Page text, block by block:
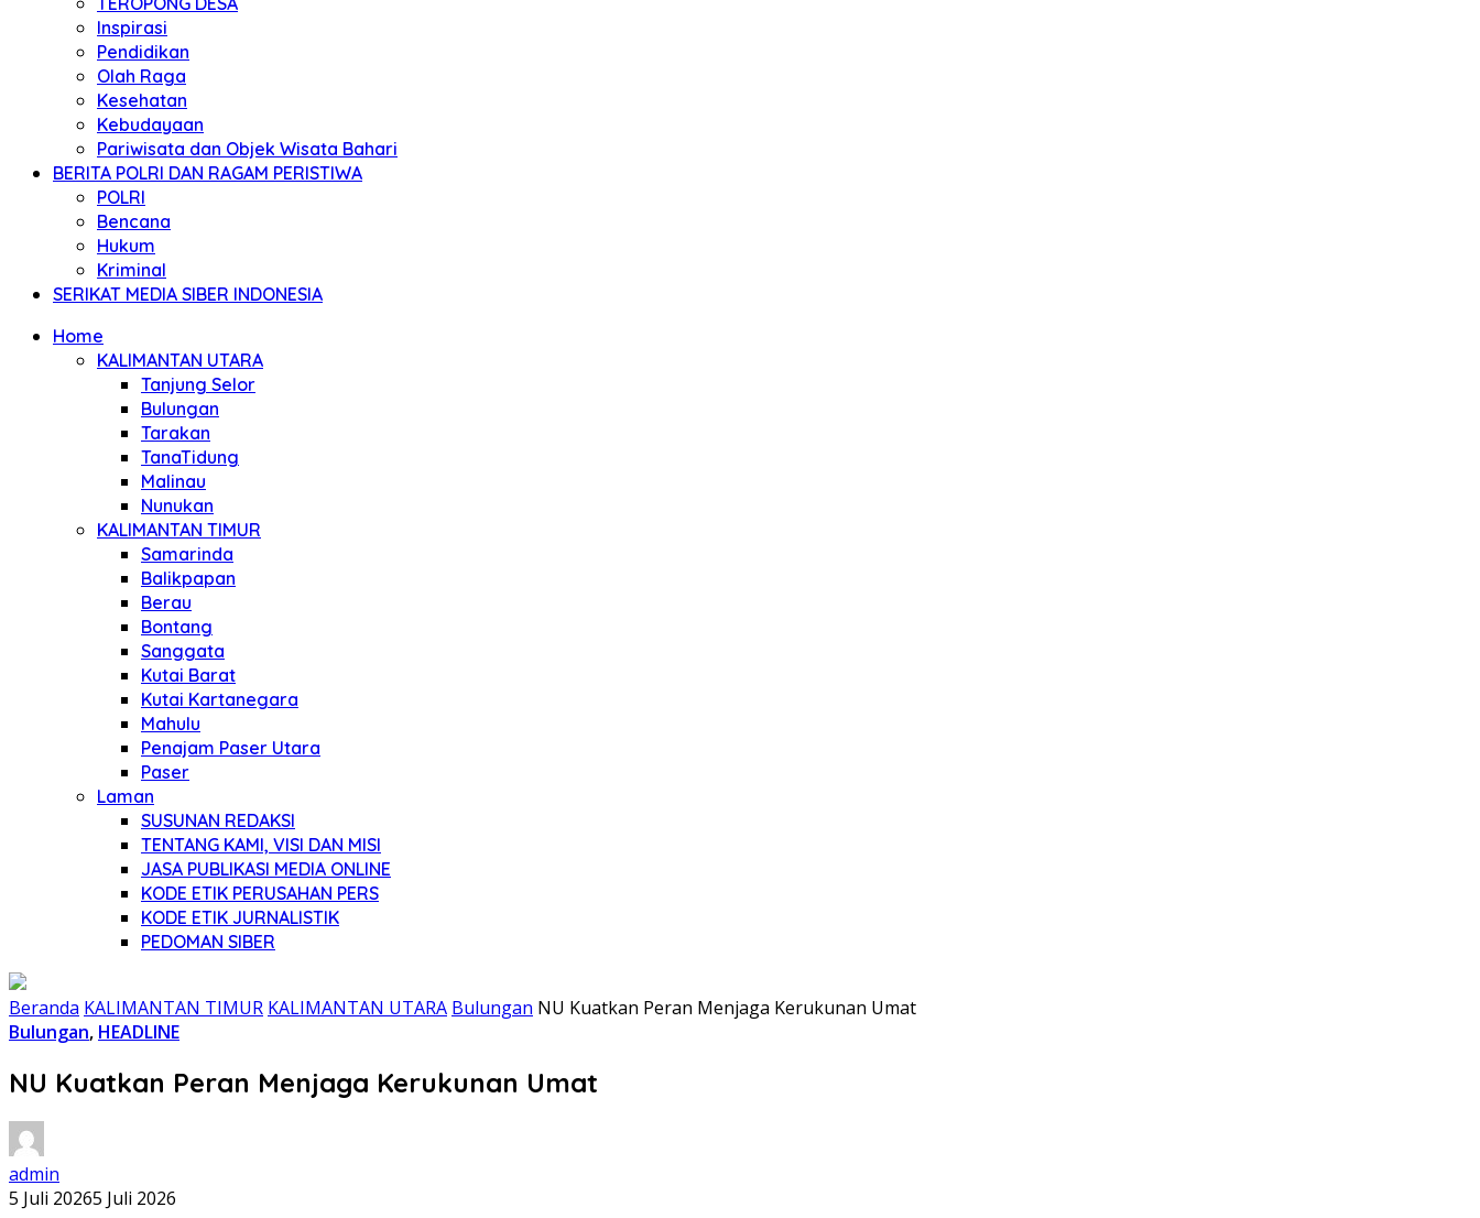
Inspirasi
Pendidikan
Olah Raga
Kesehatan
Kebudayaan
Pariwisata dan Objek Wisata Bahari
BERITA POLRI DAN RAGAM PERISTIWA
POLRI
Bencana
Hukum
Kriminal
SERIKAT MEDIA SIBER INDONESIA
Home
KALIMANTAN UTARA
Tanjung Selor
Bulungan
Tarakan
TanaTidung
Malinau
Nunukan
KALIMANTAN TIMUR
Samarinda
Balikpapan
Berau
Bontang
Sanggata
Kutai Barat
Kutai Kartanegara
Mahulu
Penajam Paser Utara
Paser
Laman
SUSUNAN REDAKSI
TENTANG KAMI, VISI DAN MISI
JASA PUBLIKASI MEDIA ONLINE
KODE ETIK PERUSAHAN PERS
KODE ETIK JURNALISTIK
PEDOMAN SIBER
Beranda KALIMANTAN TIMUR KALIMANTAN UTARA Bulungan NU Kuatkan Peran Menjaga Kerukunan Umat
Bulungan, HEADLINE
NU Kuatkan Peran Menjaga Kerukunan Umat
admin
5 Juli 20265 Juli 2026